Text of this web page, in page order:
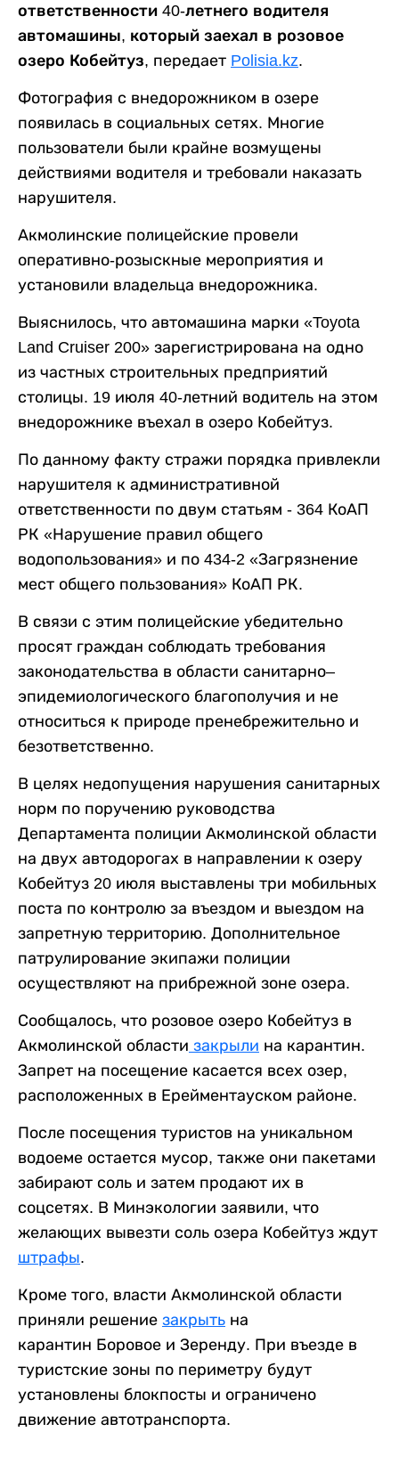
ответственности 40-летнего водителя
автомашины, который заехал в розовое
озеро Кобейтуз, передает Polisia.kz.
Фотография с внедорожником в озере
появилась в социальных сетях. Многие
пользователи были крайне возмущены
действиями водителя и требовали наказать
нарушителя.
Акмолинские полицейские провели
оперативно-розыскные мероприятия и
установили владельца внедорожника.
Выяснилось, что автомашина марки «Toyota
Land Cruiser 200» зарегистрирована на одно
из частных строительных предприятий
столицы. 19 июля 40-летний водитель на этом
внедорожнике въехал в озеро Кобейтуз.
По данному факту стражи порядка привлекли
нарушителя к административной
ответственности по двум статьям - 364 КоАП
РК «Нарушение правил общего
водопользования» и по 434-2 «Загрязнение
мест общего пользования» КоАП РК.
В связи с этим полицейские убедительно
просят граждан соблюдать требования
законодательства в области санитарно–
эпидемиологического благополучия и не
относиться к природе пренебрежительно и
безответственно.
В целях недопущения нарушения санитарных
норм по поручению руководства
Департамента полиции Акмолинской области
на двух автодорогах в направлении к озеру
Кобейтуз 20 июля выставлены три мобильных
поста по контролю за въездом и выездом на
запретную территорию. Дополнительное
патрулирование экипажи полиции
осуществляют на прибрежной зоне озера.
Сообщалось, что розовое озеро Кобейтуз в
Акмолинской области закрыли на карантин.
Запрет на посещение касается всех озер,
расположенных в Ерейментауском районе.
После посещения туристов на уникальном
водоеме остается мусор, также они пакетами
забирают соль и затем продают их в
соцсетях. В Минэкологии заявили, что
желающих вывезти соль озера Кобейтуз ждут
штрафы.
Кроме того, власти Акмолинской области
приняли решение закрыть на
карантин Боровое и Зеренду. При въезде в
туристские зоны по периметру будут
установлены блокпосты и ограничено
движение автотранспорта.